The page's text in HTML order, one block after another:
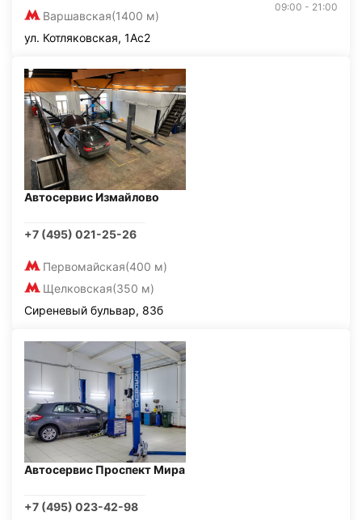
Варшавская(1400 м)
09:00 - 21:00
ул. Котляковская, 1Ас2
Автосервис Измайлово
+7 (495) 021-25-26
Первомайская(400 м)
Щелковская(350 м)
Сиреневый бульвар, 83б
Автосервис Проспект Мира
+7 (495) 023-42-98